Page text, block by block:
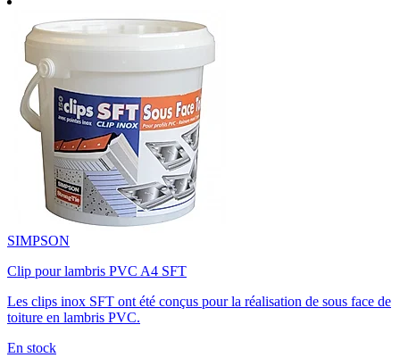
SIMPSON
Clip pour lambris PVC A4 SFT
Les clips inox SFT ont été conçus pour la réalisation de sous face de
toiture en lambris PVC.
En stock